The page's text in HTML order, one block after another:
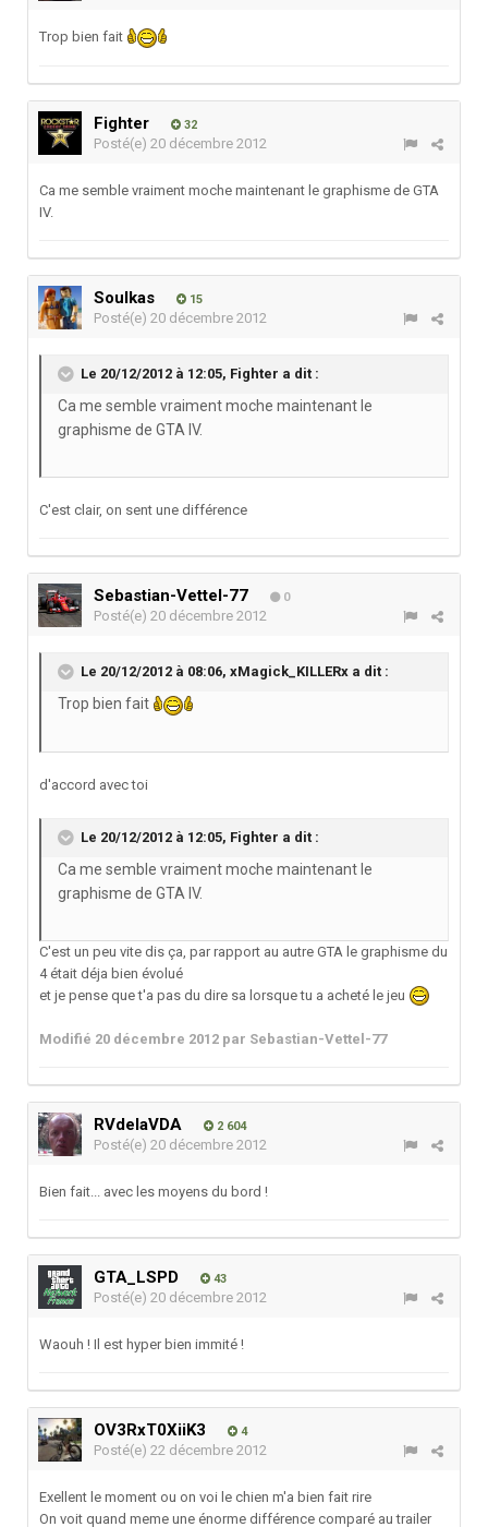
Trop bien fait
Fighter 32
Posté(e) 20 décembre 2012
Ca me semble vraiment moche maintenant le graphisme de GTA
IV.
Soulkas 15
Posté(e) 20 décembre 2012
Le 20/12/2012 à 12:05, Fighter a dit :
Ca me semble vraiment moche maintenant le
graphisme de GTA IV.
C'est clair, on sent une différence
Sebastian-Vettel-77 0
Posté(e) 20 décembre 2012
Le 20/12/2012 à 08:06, xMagick_KILLERx a dit :
Trop bien fait
d'accord avec toi
Le 20/12/2012 à 12:05, Fighter a dit :
Ca me semble vraiment moche maintenant le
graphisme de GTA IV.
C'est un peu vite dis ça, par rapport au autre GTA le graphisme du
4 était déja bien évolué
et je pense que t'a pas du dire sa lorsque tu a acheté le jeu
Modifié 20 décembre 2012 par Sebastian-Vettel-77
RVdelaVDA 2 604
Posté(e) 20 décembre 2012
Bien fait... avec les moyens du bord !
GTA_LSPD 43
Posté(e) 20 décembre 2012
Waouh ! Il est hyper bien immité !
OV3RxT0XiiK3 4
Posté(e) 22 décembre 2012
Exellent le moment ou on voi le chien m'a bien fait rire
On voit quand meme une énorme différence comparé au trailer